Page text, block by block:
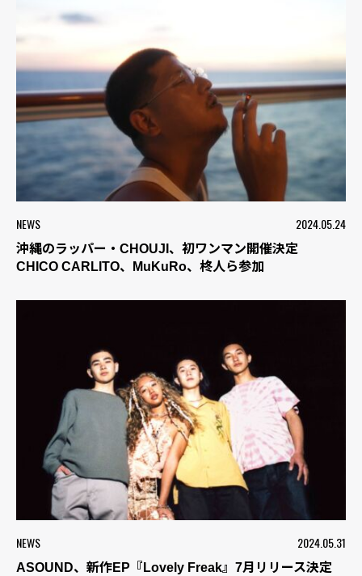
NEWS 2024.05.24
沖縄のラッパー・CHOUJI、初ワンマン開催決定
CHICO CARLITO、MuKuRo、柊人ら参加
NEWS 2024.05.31
ASOUND、新作EP『Lovely Freak』7月リリース決定